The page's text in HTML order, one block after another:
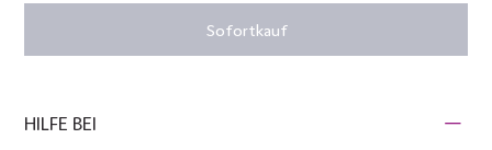
Sofortkauf
HILFE BEI